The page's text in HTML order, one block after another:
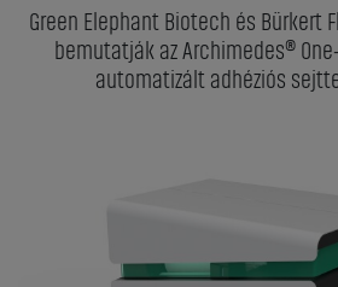
Green Elephant Biotech és Bürkert
bemutatják az Archimedes®
automatizált adhéziós